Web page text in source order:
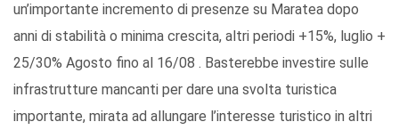
un’importante incremento di presenze su Maratea dopo
anni di stabilità o minima crescita, altri periodi +15%, luglio +
25/30% Agosto fino al 16/08 . Basterebbe investire sulle
infrastrutture mancanti per dare una svolta turistica
importante, mirata ad allungare l’interesse turistico in altri